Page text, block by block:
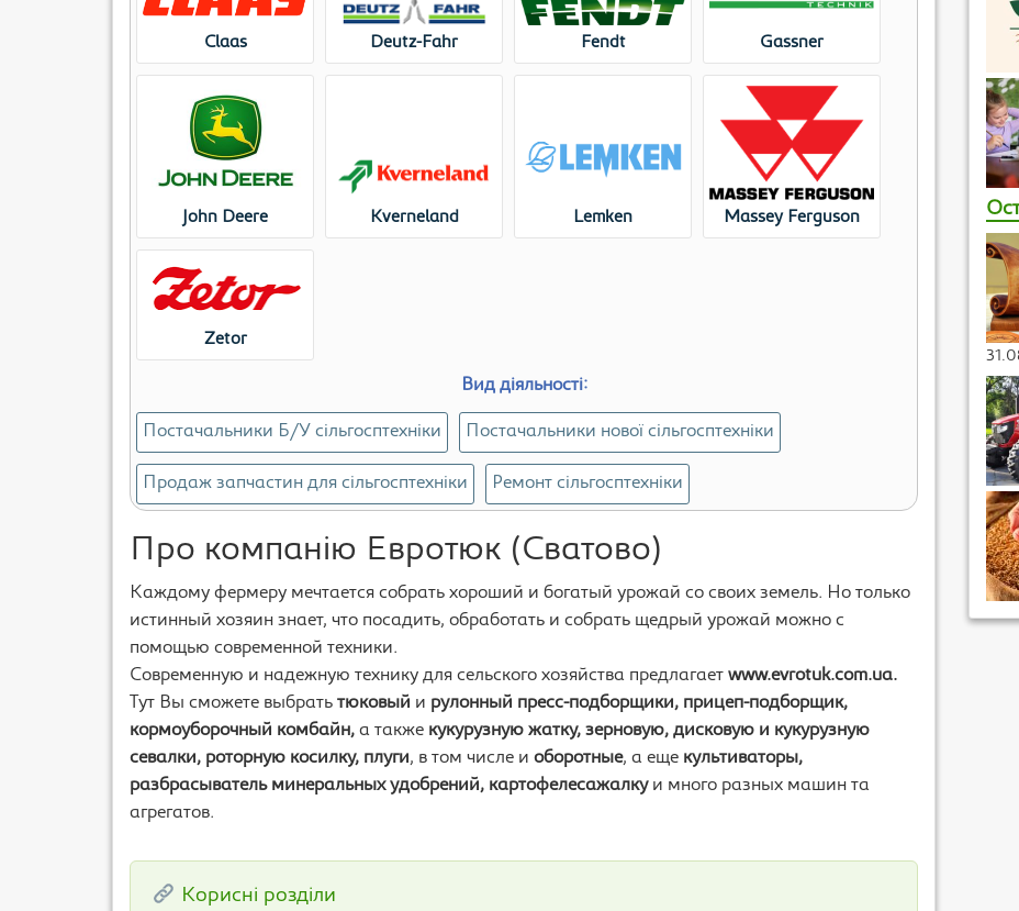
Claas Deutz-Fahr Fendt Gassner
John Deere Kverneland Lemken Massey Ferguson
Zetor
Вид діяльності:
Постачальники Б/У сільгосптехніки Постачальники нової сільгосптехніки
Продаж запчастин для сільгосптехніки Ремонт сільгосптехніки
Про компанію Евротюк (Сватово)
Каждому фермеру мечтается собрать хороший и богатый урожай со своих земель. Но только
истинный хозяин знает, что посадить, обработать и собрать щедрый урожай можно с
помощью современной техники.
Современную и надежную технику для сельского хозяйства предлагает www.evrotuk.com.ua.
Тут Вы сможете выбрать тюковый и рулонный пресс-подборщики, прицеп-подборщик,
кормоуборочный комбайн, а также кукурузную жатку, зерновую, дисковую и кукурузную
севалки, роторную косилку, плуги, в том числе и оборотные, а еще культиваторы,
разбрасыватель минеральных удобрений, картофелесажалкуи много разных машин та
агрегатов.
Корисні розділи